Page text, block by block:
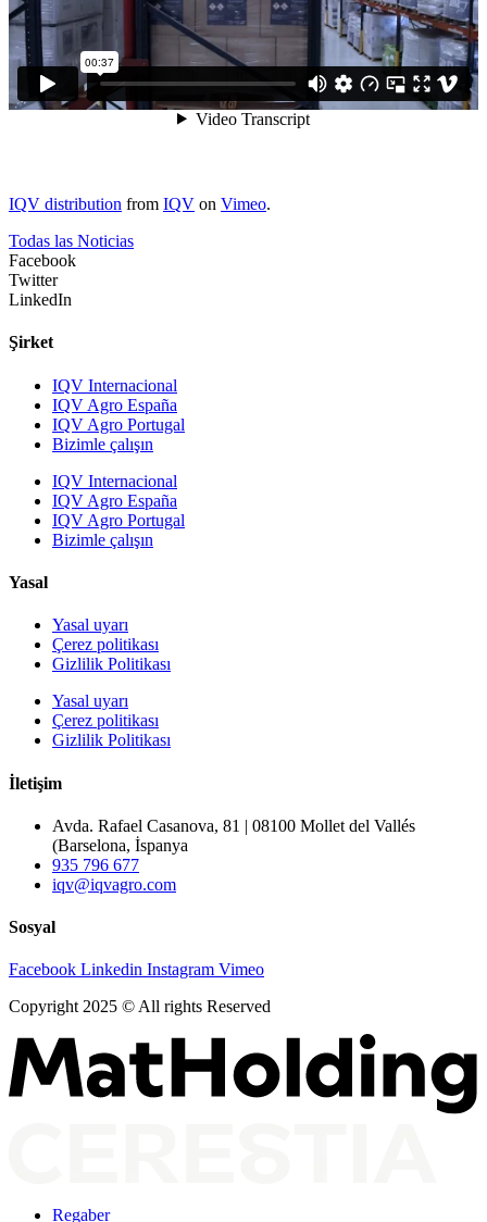
IQV distribution from IQV on Vimeo.
Todas las Noticias
Facebook
Twitter
LinkedIn
Şirket
IQV Internacional
IQV Agro España
IQV Agro Portugal
Bizimle çalışın
IQV Internacional
IQV Agro España
IQV Agro Portugal
Bizimle çalışın
Yasal
Yasal uyarı
Çerez politikası
Gizlilik Politikası
Yasal uyarı
Çerez politikası
Gizlilik Politikası
İletişim
Avda. Rafael Casanova, 81 | 08100 Mollet del Vallés
(Barselona, İspanya
935 796 677
iqv@iqvagro.com
Sosyal
Facebook Linkedin Instagram Vimeo
Copyright 2025 © All rights Reserved
Regaber